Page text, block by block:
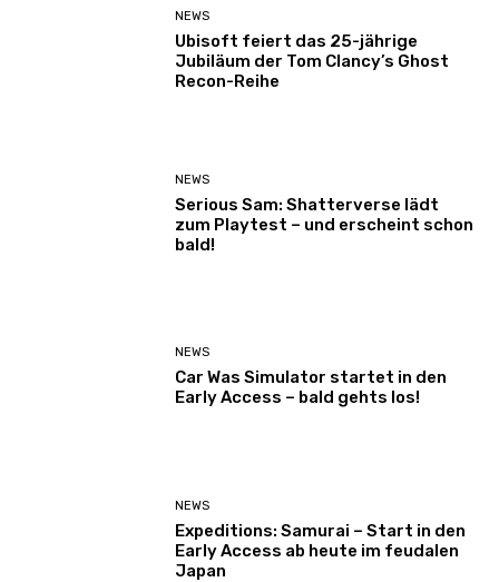
NEWS
Ubisoft feiert das 25-jährige
Jubiläum der Tom Clancy’s Ghost
Recon-Reihe
NEWS
Serious Sam: Shatterverse lädt
zum Playtest – und erscheint schon
bald!
NEWS
Car Was Simulator startet in den
Early Access – bald gehts los!
NEWS
Expeditions: Samurai – Start in den
Early Access ab heute im feudalen
Japan